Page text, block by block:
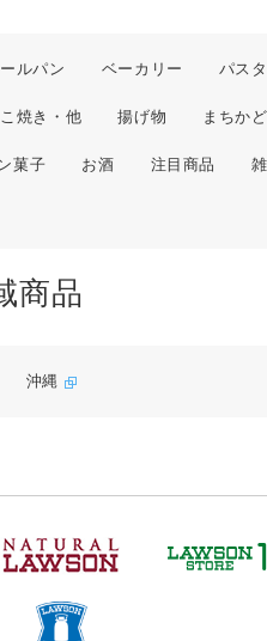
ルパン ベーカリー パスタ
焼き・他 揚げ物 まちか
菓子 お酒 注目商品
商品
沖縄